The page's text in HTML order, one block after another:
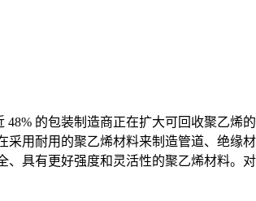
的包装制造商正在扩大可回收聚乙烯
用耐用的聚乙烯材料来制造管道、绝缘
具有更好强度和灵活性的聚乙烯材料。